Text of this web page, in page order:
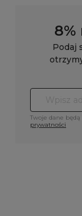
Podaj
Twoje dane
prywatności